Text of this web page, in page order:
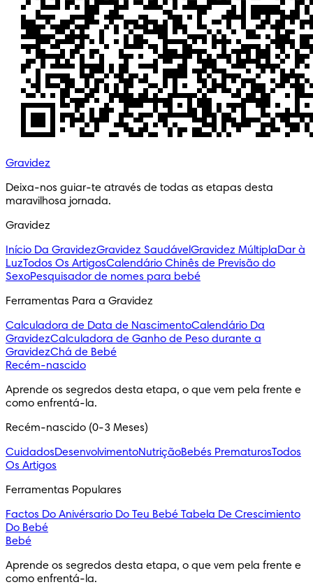
Gravidez
Deixa-nos guiar-te através de todas as etapas desta
maravilhosa jornada.
Gravidez
Início Da GravidezGravidez SaudávelGravidez MúltiplaDar à
LuzTodos Os ArtigosCalendário Chinês de Previsão do
SexoPesquisador de nomes para bebé
Ferramentas Para a Gravidez
Calculadora de Data de NascimentoCalendário Da
GravidezCalculadora de Ganho de Peso durante a
GravidezChá de Bebé
Recém-nascido
Aprende os segredos desta etapa, o que vem pela frente e
como enfrentá-la.
Recém-nascido (0-3 Meses)
CuidadosDesenvolvimentoNutriçãoBebés PrematurosTodos
Os Artigos
Ferramentas Populares
Factos Do Anivérsario Do Teu Bebé Tabela De Crescimiento
Do Bebé
Bebé
Aprende os segredos desta etapa, o que vem pela frente e
como enfrentá-la.